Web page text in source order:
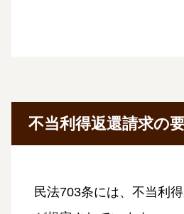
不当利得返還請求の
民法703条には、不当利